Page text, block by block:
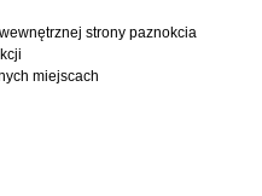
strony paznokcia
miejscach